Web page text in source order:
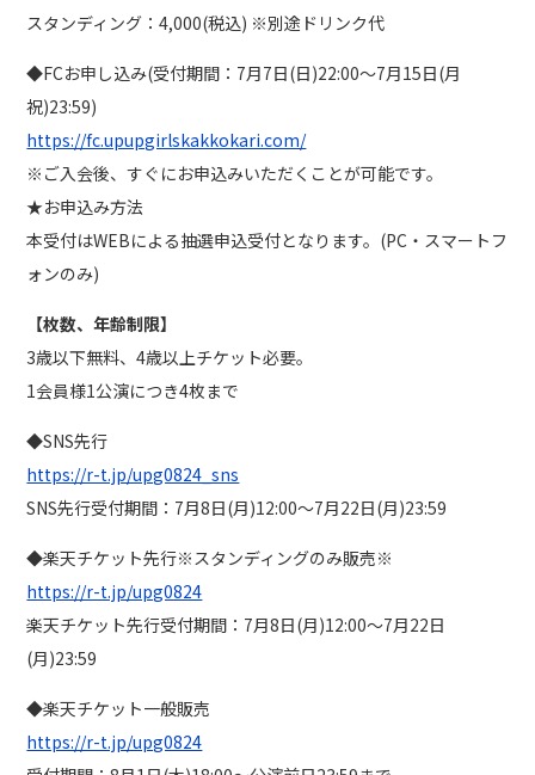
スタンディング：4,000(税込) ※別途ドリンク代
◆FCお申し込み(受付期間：7月7日(日)22:00～7月15日(月
祝)23:59)
https://fc.upupgirlskakkokari.com/
※ご入会後、すぐにお申込みいただくことが可能です。
★お申込み方法
本受付はWEBによる抽選申込受付となります。(PC・スマートフ
ォンのみ)
【枚数、年齢制限】
3歳以下無料、4歳以上チケット必要。
1会員様1公演につき4枚まで
◆SNS先行
https://r-t.jp/upg0824_sns
SNS先行受付期間：7月8日(月)12:00～7月22日(月)23:59
◆楽天チケット先行※スタンディングのみ販売※
https://r-t.jp/upg0824
楽天チケット先行受付期間：7月8日(月)12:00～7月22日
(月)23:59
◆楽天チケット一般販売
https://r-t.jp/upg0824